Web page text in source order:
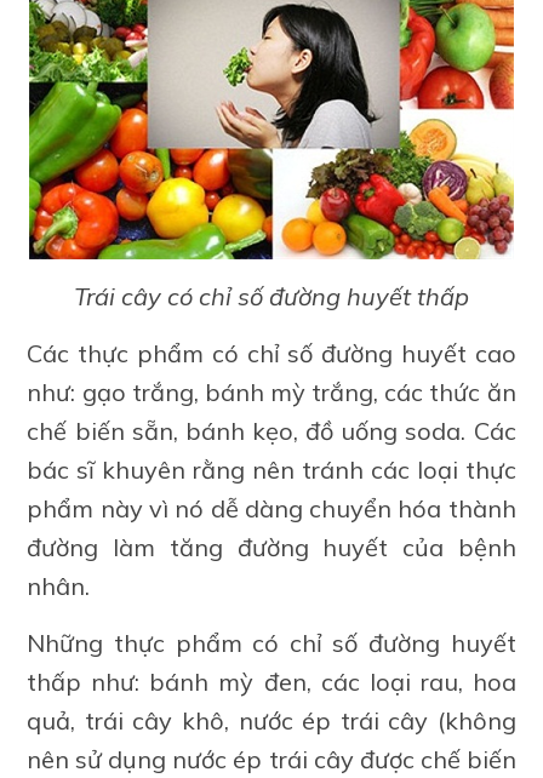
Trái cây có chỉ số đường huyết thấp
Các thực phẩm có chỉ số đường huyết cao
như: gạo trắng, bánh mỳ trắng, các thức ăn
chế biến sẵn, bánh kẹo, đồ uống soda. Các
bác sĩ khuyên rằng nên tránh các loại thực
phẩm này vì nó dễ dàng chuyển hóa thành
đường làm tăng đường huyết của bệnh
nhân.
Những thực phẩm có chỉ số đường huyết
thấp như: bánh mỳ đen, các loại rau, hoa
quả, trái cây khô, nước ép trái cây (không
nên sử dụng nước ép trái cây được chế biến